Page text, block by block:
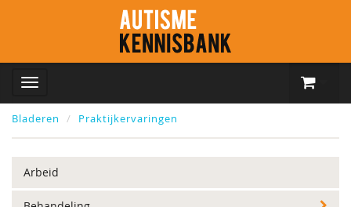
Bladeren Praktijkervaringen
Arbeid